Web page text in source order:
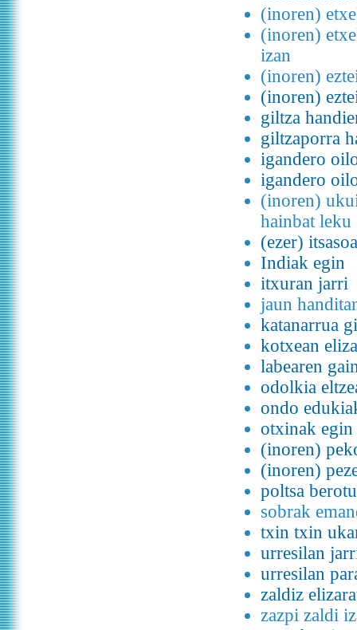
(inoren)
(inoren)
izan
(inoren)
(inoren)
giltza
giltzaporra
igandero
igandero
(inoren)
hainbat leku
(ezer)
Indiak egin
itxuran jarri
jaun
katanarrua
kotxean
labearen
odolkia
ondo
otxinak egin
(inoren)
(inoren)
poltsa berotu
sobrak
txin txin
urresilan
urresilan
zaldiz
zazpi zaldi